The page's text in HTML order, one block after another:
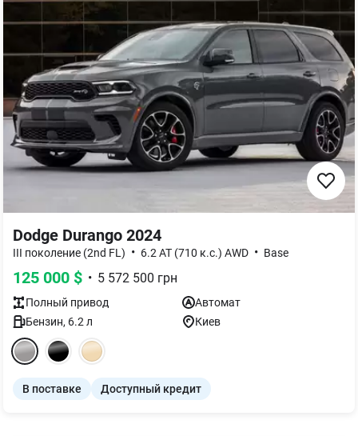
Dodge Durango 2024
III поколениe (2nd FL) • 6.2 AT (710 к.с.) AWD • Base
125 000 $ • 5 572 500 грн
Полный привод
Автомат
Бензин, 6.2 л Киев
В поставке Доступный кредит